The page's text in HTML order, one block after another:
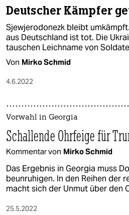
Deutscher Kämpfer
Sjewjerodonezk bleibt
aus Deutschland ist tot. Die
tauschen Leichname von
Von Mirko Schmid
4.6.2022
Vorwahl in Georgia
Schallende Ohrfeige für
Kommentar von Mirko Schmid
Das Ergebnis in Georgia muss
beunruhigen. In den Reihen der
macht sich der Unmut über den
25.5.2022